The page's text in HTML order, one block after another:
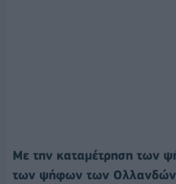
Με την καταμέτρηση των
των ψήφων των Ολλανδών